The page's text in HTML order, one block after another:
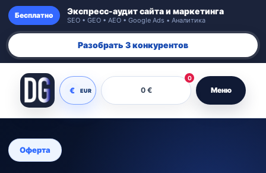
Бесплатно Экспресс-аудит сайта и маркетинга
SEO • GEO • AEO • Google Ads • Аналитика
Разобрать 3 конкурентов
Меню
€ EUR 0 €
0
Оферта